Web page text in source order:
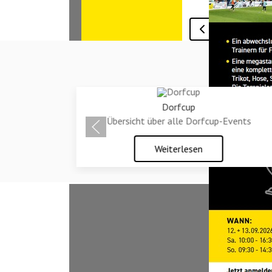
Vorheriger
Dorfcup
Übersicht über alle Dorfcup-Events
Weiterlesen